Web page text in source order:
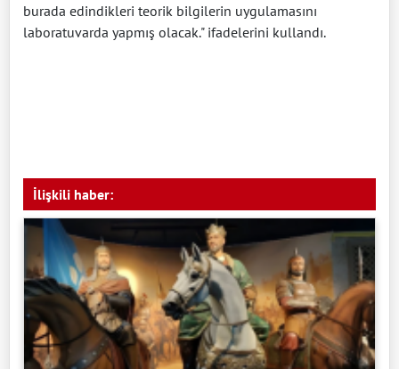
burada edindikleri teorik bilgilerin uygulamasını
laboratuvarda yapmış olacak." ifadelerini kullandı.
İlişkili haber: